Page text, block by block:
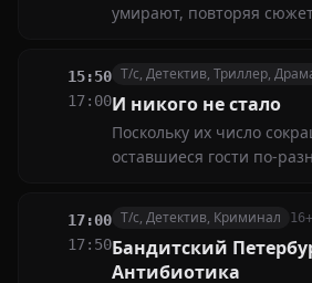
умирают, повторяя
15:50
17:00
Т/с, Детектив, Триллер,
И никого не стало
Поскольку их число
оставшиеся гости по-
17:00
17:50
Т/с, Детектив, Криминал 16+
Бандитский
Антибиотика